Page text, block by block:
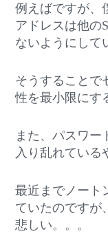
例えばですが、
アドレスは他の
ないようにして
そうすることで
性を最小限にす
また、パスワー
入り乱れている
最近までノート
ていたのですが
悲しい。。。